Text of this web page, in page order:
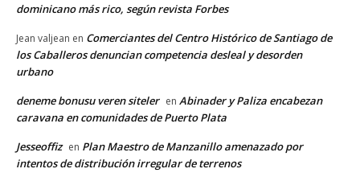
dominicano más rico, según revista Forbes
Jean valjean en Comerciantes del Centro Histórico de Santiago de
los Caballeros denuncian competencia desleal y desorden
urbano
deneme bonusu veren siteler en Abinader y Paliza encabezan
caravana en comunidades de Puerto Plata
Jesseoffiz en Plan Maestro de Manzanillo amenazado por
intentos de distribución irregular de terrenos